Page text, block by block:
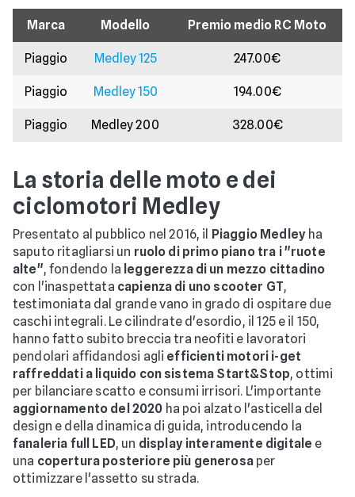
Marca Modello Premio medio RC Moto
Piaggio Medley 125 247.00€
Piaggio Medley 150 194.00€
Piaggio Medley 200 328.00€
La storia delle moto e dei
ciclomotori Medley
Presentato al pubblico nel 2016, il Piaggio Medley ha
saputo ritagliarsi un ruolo di primo piano tra i "ruote
alte", fondendo la leggerezza di un mezzo cittadino
con l'inaspettata capienza di uno scooter GT,
testimoniata dal grande vano in grado di ospitare due
caschi integrali. Le cilindrate d'esordio, il 125 e il 150,
hanno fatto subito breccia tra neofiti e lavoratori
pendolari affidandosi agli efficienti motori i-get
raffreddati a liquido con sistema Start&Stop, ottimi
per bilanciare scatto e consumi irrisori. L'importante
aggiornamento del 2020 ha poi alzato l'asticella del
design e della dinamica di guida, introducendo la
fanaleria full LED, un display interamente digitale e
una copertura posteriore più generosaper
ottimizzare l'assetto su strada.